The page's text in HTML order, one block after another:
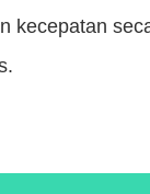
kecepatan